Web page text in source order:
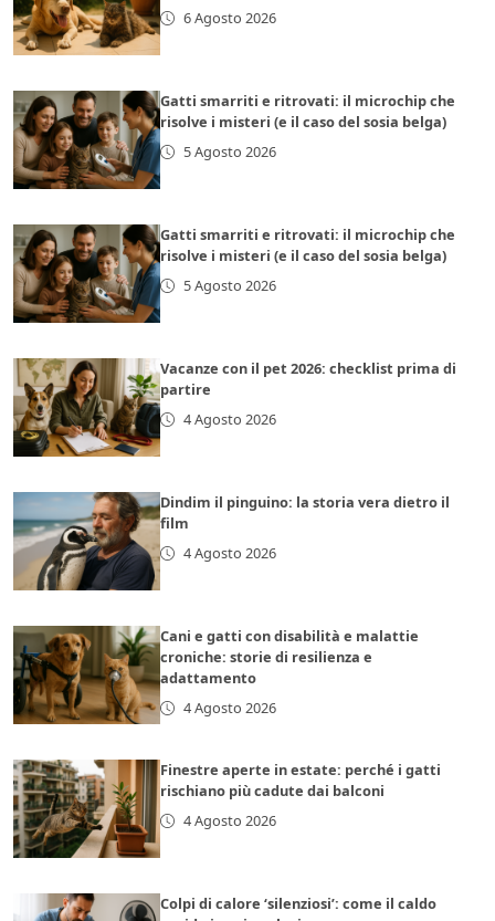
6 Agosto 2026
Gatti smarriti e ritrovati: il microchip che
risolve i misteri (e il caso del sosia belga)
5 Agosto 2026
Gatti smarriti e ritrovati: il microchip che
risolve i misteri (e il caso del sosia belga)
5 Agosto 2026
Vacanze con il pet 2026: checklist prima di
partire
4 Agosto 2026
Dindim il pinguino: la storia vera dietro il
film
4 Agosto 2026
Cani e gatti con disabilità e malattie
croniche: storie di resilienza e
adattamento
4 Agosto 2026
Finestre aperte in estate: perché i gatti
rischiano più cadute dai balconi
4 Agosto 2026
Colpi di calore ‘silenziosi’: come il caldo